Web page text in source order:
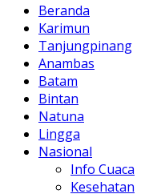
Beranda
Karimun
Tanjungpinang
Anambas
Batam
Bintan
Natuna
Lingga
Nasional
Info Cuaca
Kesehatan